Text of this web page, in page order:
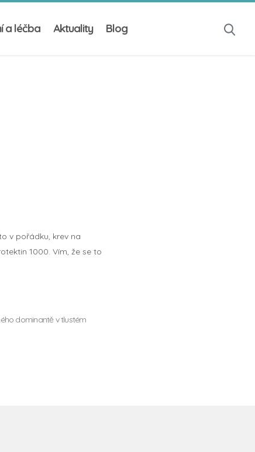
a léčba Aktuality Blog
v pořádku, krev na
1000. Vím, že se to
dominantě v tlustém